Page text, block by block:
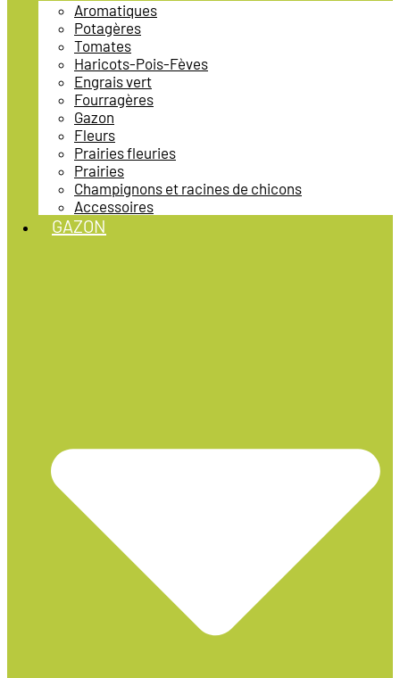
Aromatiques
Potagères
Tomates
Haricots-Pois-Fèves
Engrais vert
Fourragères
Gazon
Fleurs
Prairies fleuries
Prairies
Champignons et racines de chicons
Accessoires
GAZON